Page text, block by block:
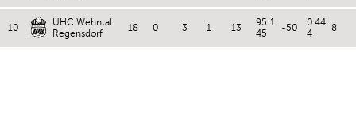
10
UHC Wehntal
Regensdorf
18 0 3 1 13
95:1
45
-50
0.44
4
8